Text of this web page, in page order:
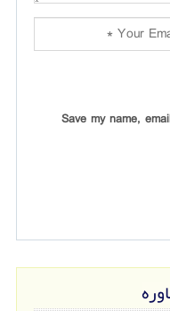
Save my name,